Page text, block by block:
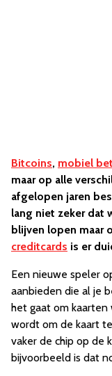
Bitcoins, mobiel
maar op alle
afgelopen jaren
lang niet zeker dat
blijven lopen maar
creditcards is er
Een nieuwe speler
aanbieden die al je
het gaat om kaarten
wordt om de kaart
vaker de chip op de
bijvoorbeeld is dat